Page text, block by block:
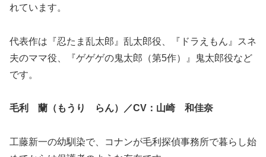
れています。
代表作は『忍たま乱太郎』乱太郎役、『ドラえもん』スネ
夫のママ役、『ゲゲゲの鬼太郎（第5作）』鬼太郎役など
です。
毛利 蘭（もうり らん）／CV ：山崎 和佳奈
工藤新一の幼馴染で、コナンが毛利探偵事務所で暮らし始